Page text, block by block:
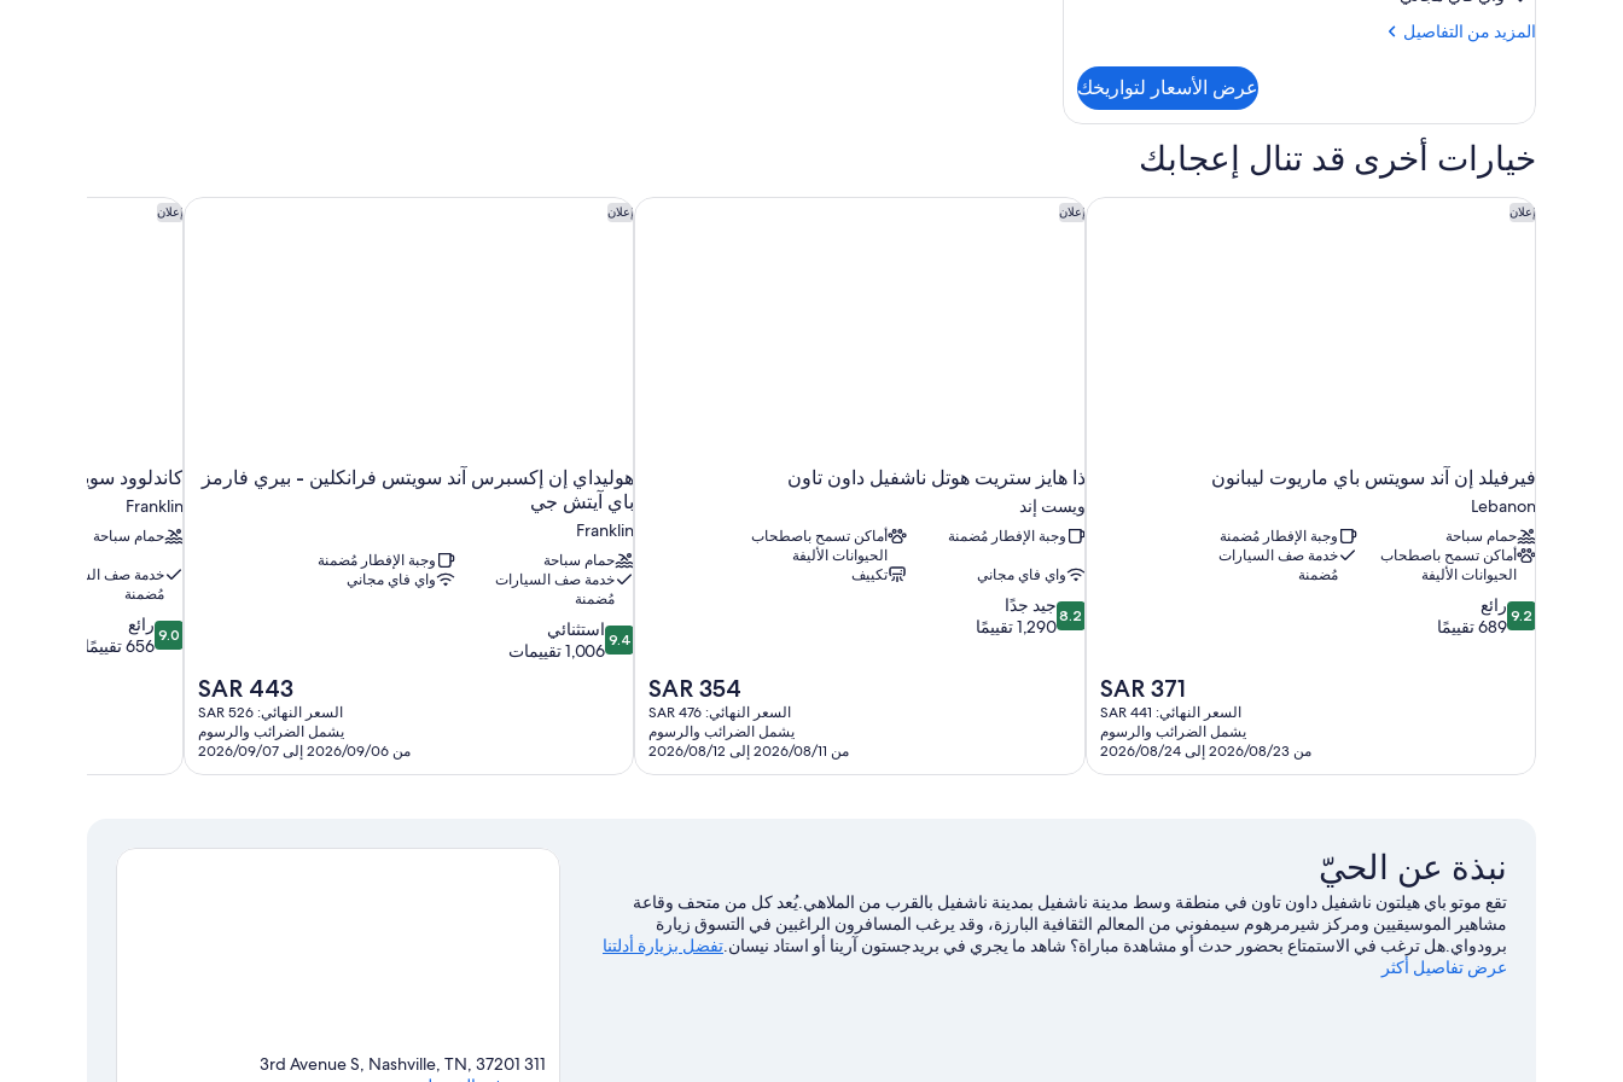
Hearing
المزيد من التفاصيل
المزيد
King
Room
Hearing
Accessible
عرض الأسعار لتواريخك
خيارات أخرى قد تنال إعجابك
إعلان
فيرفيلد إن آند سويتس باي ماريوت ليبانون
Lebanon
حمام سباحة
وجبة الإفطار مُضمنة
أماكن تسمح باصطحاب
الحيوانات الأليفة
خدمة صف السيارات
مُضمنة
9.2
من
9.2 رائع
689 تقييمًا
السعر
الحالي
هو
SAR
371
SAR 371
السعر النهائي: SAR 441
يشمل الضرائب والرسوم
من 2026/08/23 إلى 2026/08/24
فيرفيلد إن آند سويتس باي ماريوت ليبانون إعلان
ذا هايز ستريت هوتل ناشفيل داون تاون
ويست إند
وجبة الإفطار مُضمنة
أماكن تسمح باصطحاب
الحيوانات الأليفة
واي فاي مجاني
تكييف
8.2
من
8.2 جيد جدًا
1,290 تقييمًا
السعر
الحالي
هو
SAR
354
SAR 354
السعر النهائي: SAR 476
يشمل الضرائب والرسوم
من 2026/08/11 إلى 2026/08/12
ذا هايز ستريت هوتل ناشفيل داون تاون إعلان
هوليداي إن إكسبرس آند سويتس فرانكلين - بيري فارمز
باي آيتش جي
Franklin
حمام سباحة
وجبة الإفطار مُضمنة
خدمة صف السيارات
مُضمنة
واي فاي مجاني
9.4
من
9.4استثنائي
1,006 تقييمات
السعر
الحالي
هو
SAR
443
SAR 443
السعر النهائي: SAR 526
يشمل الضرائب والرسوم
من 2026/09/06 إلى 2026/09/07
هوليداي إن إكسبرس آند سويتس فرانكلين - بيري فارمز باي آيتش جي
إعلان
كاندلوود سويتس
Franklin
حمام سباحة
خدمة صف السيارات
مُضمنة
9.0
من
9.0 رائع
656 تقييمًا
كاندلوود سويتس
نبذة عن الحيّ
تقع موتو باي هيلتون ناشفيل داون تاون في منطقة وسط مدينة ناشفيل بمدينة ناشفيل بالقرب من الملاهي.يُعد كل من متحف وقاعة
مشاهير الموسيقيين ومركز شيرمرهوم سيمفوني من المعالم الثقافية البارزة، وقد يرغب المسافرون الراغبين في التسوق زيارة
برودواي.هل ترغب في الاستمتاع بحضور حدث أو مشاهدة مباراة؟ شاهد ما يجري في بريدجستون آرينا أو استاد نيسان.تفضل بزيارة أدلتنا
للسفر إلى ناشفيل
عرض تفاصيل أكثر
311 3rd Avenue S, Nashville, TN, 37201